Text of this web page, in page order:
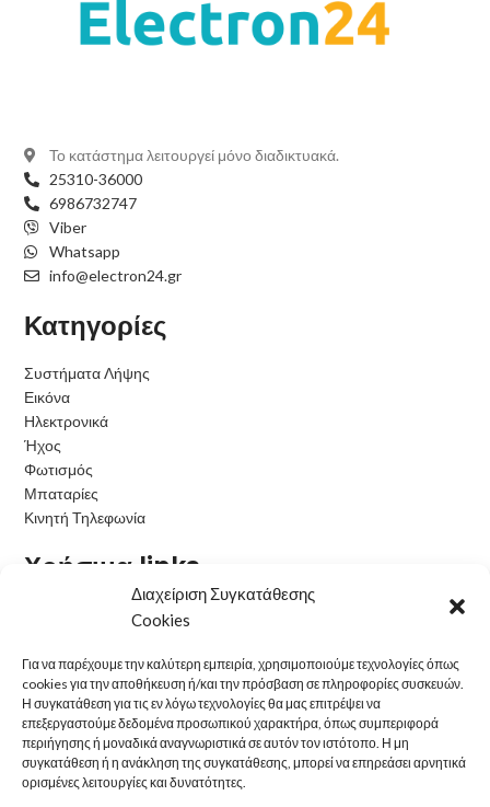
Διαχείριση Συγκατάθεσης
Cookies
Για να παρέχουμε την καλύτερη εμπειρία, χρησιμοποιούμε τεχνολογίες όπως
cookies για την αποθήκευση ή/και την πρόσβαση σε πληροφορίες συσκευών.
Η συγκατάθεση για τις εν λόγω τεχνολογίες θα μας επιτρέψει να
επεξεργαστούμε δεδομένα προσωπικού χαρακτήρα, όπως συμπεριφορά
περιήγησης ή μοναδικά αναγνωριστικά σε αυτόν τον ιστότοπο. Η μη
συγκατάθεση ή η ανάκληση της συγκατάθεσης, μπορεί να επηρεάσει αρνητικά
ορισμένες λειτουργίες και δυνατότητες.
Το κατάστημα λειτουργεί μόνο διαδικτυακά.
25310-36000
6986732747
Viber
Whatsapp
info@electron24.gr
Κατηγορίες
Συστήματα Λήψης
Εικόνα
Ηλεκτρονικά
Ήχος
Φωτισμός
Μπαταρίες
Κινητή Τηλεφωνία
Χρήσιμα links
Η εταιρεία μας
Τρόποι Παραγγελίας
Τρόποι Αποστολής
Τρόποι Πληρωμής
Πολιτική Επιστροφών